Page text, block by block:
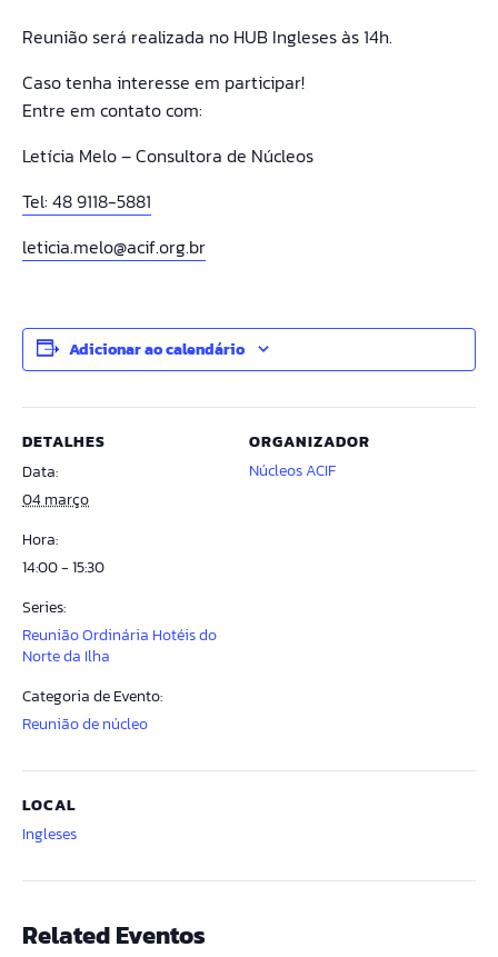
Reunião será realizada no HUB Ingleses às 14h.
Caso tenha interesse em participar!
Entre em contato com:
Letícia Melo – Consultora de Núcleos
Tel: 48 9118-5881
leticia.melo@acif.org.br
Adicionar ao calendário
DETALHES
Data:
04 março
Hora:
14:00 - 15:30
Series:
Reunião Ordinária Hotéis do
Norte da Ilha
Categoria de Evento:
Reunião de núcleo
ORGANIZADOR
Núcleos ACIF
LOCAL
Ingleses
Related Eventos